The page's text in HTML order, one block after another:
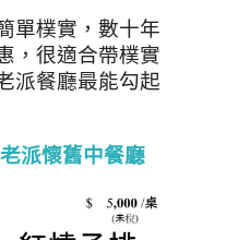
單樸實，數十年
，很適合帶樸實
派餐廳最能勾起
派懷舊中餐廳